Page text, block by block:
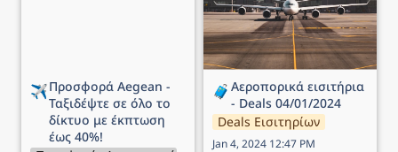
✈️
Ταξιδέψτε σε όλο το
δίκτυο με έκπτωση
έως 40%!
🧳 Αεροπορικά εισιτήρια
- Deals 04/01/2024
Deals Εισιτηρίων
Jan 4, 2024 12:47 PM